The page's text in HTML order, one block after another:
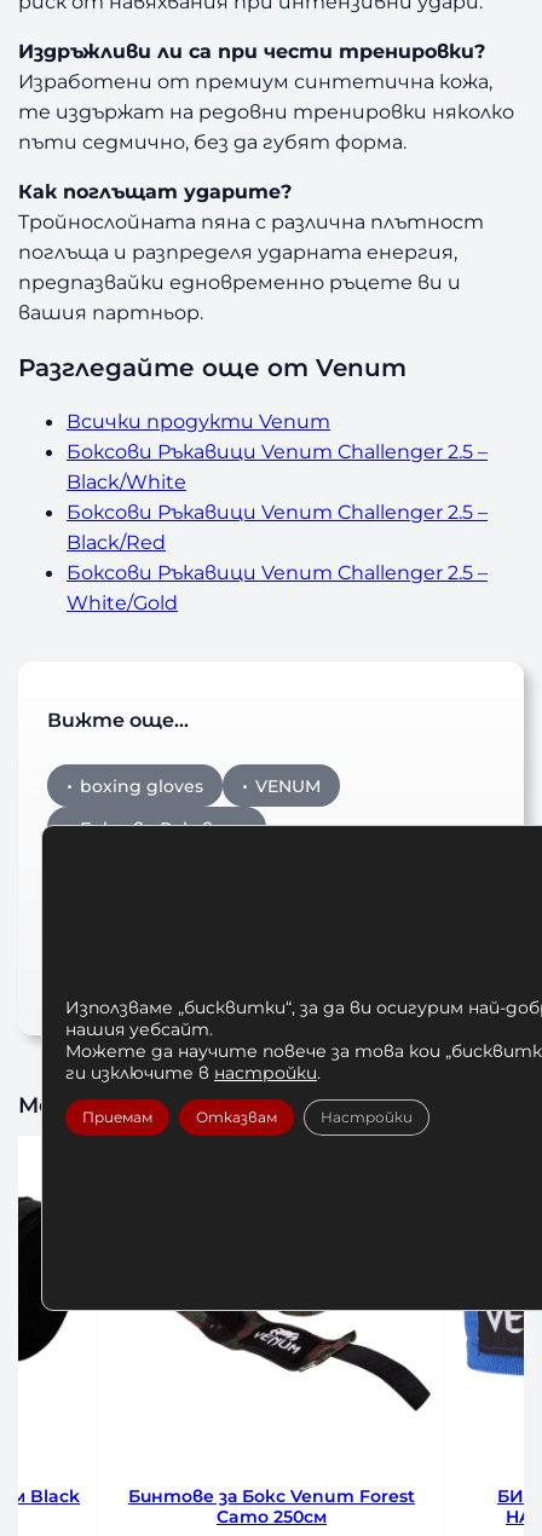
Издръжливи ли са при чести тренировки?
Изработени от премиум синтетична кожа,
те издържат на редовни тренировки няколко
пъти седмично, без да губят форма.
Как поглъщат ударите?
Тройнослойната пяна с различна плътност
поглъща и разпределя ударната енергия,
предпазвайки едновременно ръцете ви и
вашия партньор.
Разгледайте още от Venum
Всички продукти Venum
Боксови Ръкавици Venum Challenger 2.5 –
Black/White
Боксови Ръкавици Venum Challenger 2.5 –
Black/Red
Боксови Ръкавици Venum Challenger 2.5 –
White/Gold
Вижте още…
boxing gloves
VENUM
Боксови Ръкавици
Може да харесате също
БИНТОВЕ ЗА БОКС VENUM
HADWRAPS 250 cm BLUE
Използваме „бисквитки“, за да ви осигурим най-
нашия уебсайт.
Можете да научите повече за това кои
ги изключите в настройки.
Приемам Отказвам Настройки